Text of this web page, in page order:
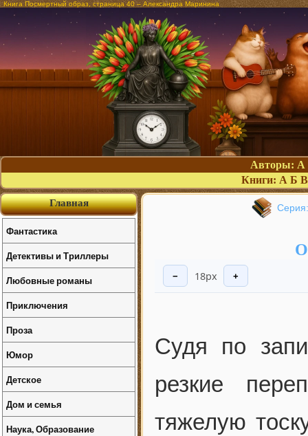
Книга Посмертный образ, страница 40 – Александра Маринина
Авторы: А
Книги: А Б В
− 18px +
Судя по
резкие
тяжелую
Главная
Фантастика
Детективы и Триллеры
Любовные романы
Приключения
Проза
Юмор
Детское
Дом и семья
Наука, Образование